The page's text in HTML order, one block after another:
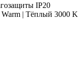
IP20
Warm | Тёплый 3000 K